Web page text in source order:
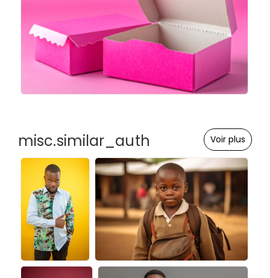
misc.similar_auth Voir plus